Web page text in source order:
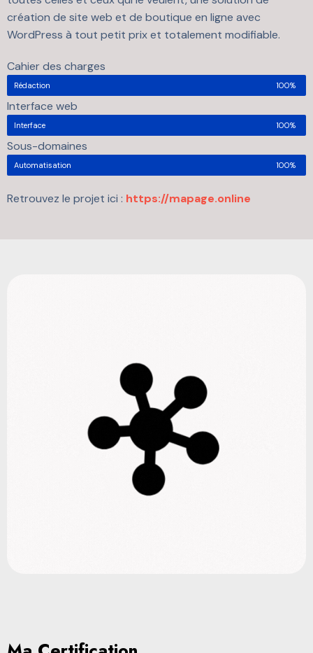
création de site web et de boutique en ligne avec
WordPress à tout petit prix et totalement modifiable.
Cahier des charges
Rédaction 100%
Interface web
Interface 100%
Sous-domaines
Automatisation 100%
Retrouvez le projet ici : https://mapage.online